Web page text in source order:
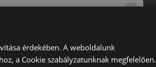
érdekében. A weboldalunk
a Cookie szabályzatunknak megfelelően.